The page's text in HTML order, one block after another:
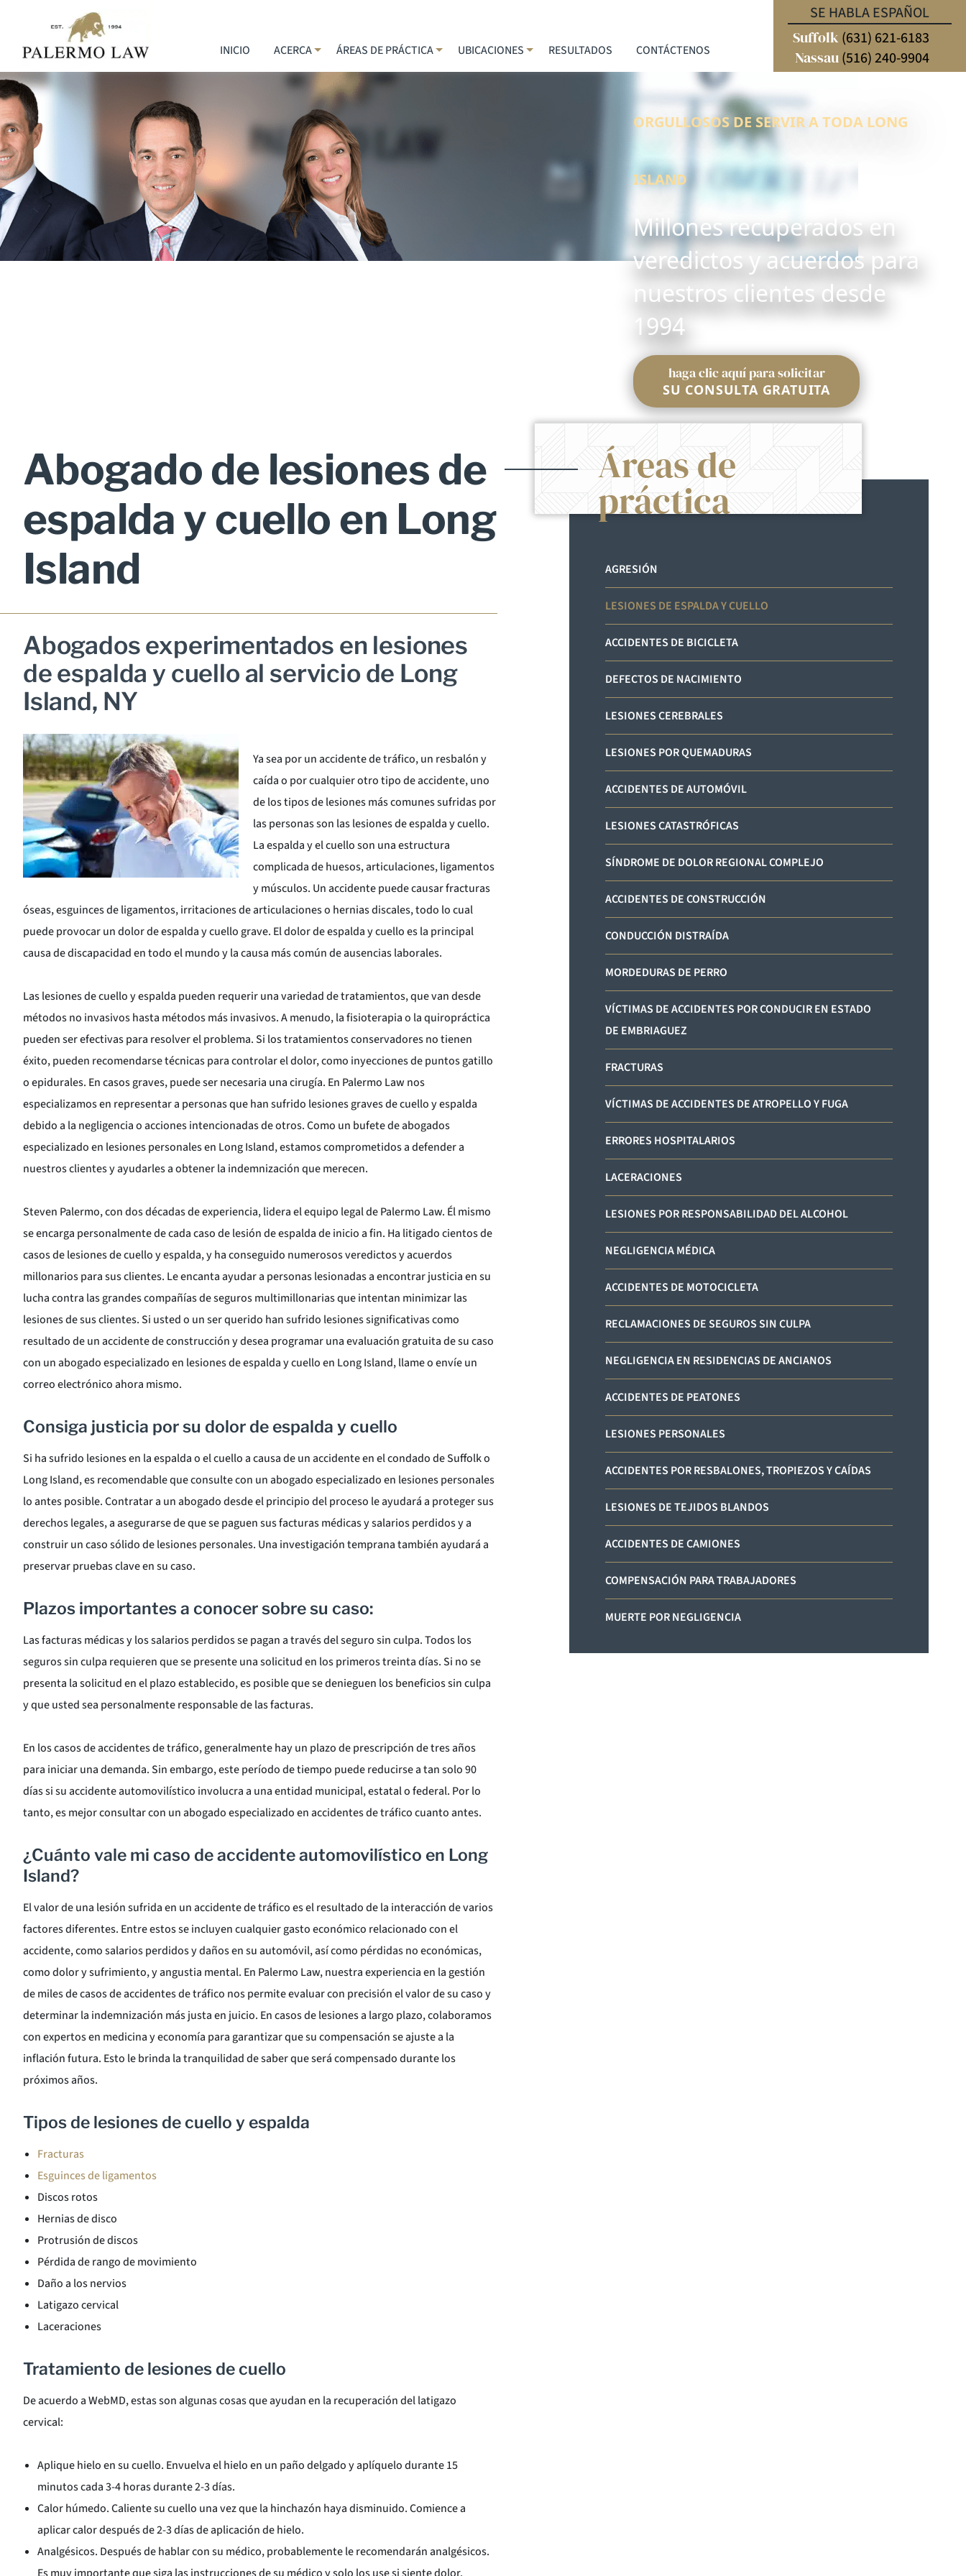
INICIO ACERCA ÁREAS DE PRÁCTICA UBICACIONES RESULTADOS CONTÁCTENOS
SE HABLA ESPAÑOL
Suffolk (631) 621-6183
Nassau(516) 240-9904
ORGULLOSOS DE SERVIR A TODA LONG
ISLAND
Millones recuperados en
veredictos y acuerdos para
nuestros clientes desde
1994
haga clic aquí para solicitar
SU CONSULTA GRATUITA
Abogado de lesiones de
espalda y cuello en Long
Island
Abogados experimentados en lesiones
de espalda y cuello al servicio de Long
Island, NY
Ya sea por un accidente de tráfico, un resbalón y
caída o por cualquier otro tipo de accidente, uno
de los tipos de lesiones más comunes sufridas por
las personas son las lesiones de espalda y cuello.
La espalda y el cuello son una estructura
complicada de huesos, articulaciones, ligamentos
y músculos. Un accidente puede causar fracturas
óseas, esguinces de ligamentos, irritaciones de articulaciones o hernias discales, todo lo cual
puede provocar un dolor de espalda y cuello grave. El dolor de espalda y cuello es la principal
causa de discapacidad en todo el mundo y la causa más común de ausencias laborales.
Las lesiones de cuello y espalda pueden requerir una variedad de tratamientos, que van desde
métodos no invasivos hasta métodos más invasivos. A menudo, la fisioterapia o la quiropráctica
pueden ser efectivas para resolver el problema. Si los tratamientos conservadores no tienen
éxito, pueden recomendarse técnicas para controlar el dolor, como inyecciones de puntos gatillo
o epidurales. En casos graves, puede ser necesaria una cirugía. En Palermo Law nos
especializamos en representar a personas que han sufrido lesiones graves de cuello y espalda
debido a la negligencia o acciones intencionadas de otros. Como un bufete de abogados
especializado en lesiones personales en Long Island, estamos comprometidos a defender a
nuestros clientes y ayudarles a obtener la indemnización que merecen.
Steven Palermo, con dos décadas de experiencia, lidera el equipo legal de Palermo Law. Él mismo
se encarga personalmente de cada caso de lesión de espalda de inicio a fin. Ha litigado cientos de
casos de lesiones de cuello y espalda, y ha conseguido numerosos veredictos y acuerdos
millonarios para sus clientes. Le encanta ayudar a personas lesionadas a encontrar justicia en su
lucha contra las grandes compañías de seguros multimillonarias que intentan minimizar las
lesiones de sus clientes. Si usted o un ser querido han sufrido lesiones significativas como
resultado de un accidente de construcción y desea programar una evaluación gratuita de su caso
con un abogado especializado en lesiones de espalda y cuello en Long Island, llame o envíe un
correo electrónico ahora mismo.
Consiga justicia por su dolor de espalda y cuello
Si ha sufrido lesiones en la espalda o el cuello a causa de un accidente en el condado de Suffolk o
Long Island, es recomendable que consulte con un abogado especializado en lesiones personales
lo antes posible. Contratar a un abogado desde el principio del proceso le ayudará a proteger sus
derechos legales, a asegurarse de que se paguen sus facturas médicas y salarios perdidos y a
construir un caso sólido de lesiones personales. Una investigación temprana también ayudará a
preservar pruebas clave en su caso.
Plazos importantes a conocer sobre su caso:
Las facturas médicas y los salarios perdidos se pagan a través del seguro sin culpa. Todos los
seguros sin culpa requieren que se presente una solicitud en los primeros treinta días. Si no se
presenta la solicitud en el plazo establecido, es posible que se denieguen los beneficios sin culpa
y que usted sea personalmente responsable de las facturas.
En los casos de accidentes de tráfico, generalmente hay un plazo de prescripción de tres años
para iniciar una demanda. Sin embargo, este período de tiempo puede reducirse a tan solo 90
días si su accidente automovilístico involucra a una entidad municipal, estatal o federal. Por lo
tanto, es mejor consultar con un abogado especializado en accidentes de tráfico cuanto antes.
¿Cuánto vale mi caso de accidente automovilístico en Long
Island?
El valor de una lesión sufrida en un accidente de tráfico es el resultado de la interacción de varios
factores diferentes. Entre estos se incluyen cualquier gasto económico relacionado con el
accidente, como salarios perdidos y daños en su automóvil, así como pérdidas no económicas,
como dolor y sufrimiento, y angustia mental. En Palermo Law, nuestra experiencia en la gestión
de miles de casos de accidentes de tráfico nos permite evaluar con precisión el valor de su caso y
determinar la indemnización más justa en juicio. En casos de lesiones a largo plazo, colaboramos
con expertos en medicina y economía para garantizar que su compensación se ajuste a la
inflación futura. Esto le brinda la tranquilidad de saber que será compensado durante los
próximos años.
Tipos de lesiones de cuello y espalda
Fracturas
Esguinces de ligamentos
Discos rotos
Hernias de disco
Protrusión de discos
Pérdida de rango de movimiento
Daño a los nervios
Latigazo cervical
Laceraciones
Tratamiento de lesiones de cuello
De acuerdo a WebMD, estas son algunas cosas que ayudan en la recuperación del latigazo
cervical:
Aplique hielo en su cuello. Envuelva el hielo en un paño delgado y aplíquelo durante 15
minutos cada 3-4 horas durante 2-3 días.
Calor húmedo. Caliente su cuello una vez que la hinchazón haya disminuido. Comience a
aplicar calor después de 2-3 días de aplicación de hielo.
Analgésicos. Después de hablar con su médico, probablemente le recomendarán analgésicos.
Áreas de
práctica
AGRESIÓN
LESIONES DE ESPALDA Y CUELLO
ACCIDENTES DE BICICLETA
DEFECTOS DE NACIMIENTO
LESIONES CEREBRALES
LESIONES POR QUEMADURAS
ACCIDENTES DE AUTOMÓVIL
LESIONES CATASTRÓFICAS
SÍNDROME DE DOLOR REGIONAL COMPLEJO
ACCIDENTES DE CONSTRUCCIÓN
CONDUCCIÓN DISTRAÍDA
MORDEDURAS DE PERRO
VÍCTIMAS DE ACCIDENTES POR CONDUCIR EN ESTADO
DE EMBRIAGUEZ
FRACTURAS
VÍCTIMAS DE ACCIDENTES DE ATROPELLO Y FUGA
ERRORES HOSPITALARIOS
LACERACIONES
LESIONES POR RESPONSABILIDAD DEL ALCOHOL
NEGLIGENCIA MÉDICA
ACCIDENTES DE MOTOCICLETA
RECLAMACIONES DE SEGUROS SIN CULPA
NEGLIGENCIA EN RESIDENCIAS DE ANCIANOS
ACCIDENTES DE PEATONES
LESIONES PERSONALES
ACCIDENTES POR RESBALONES, TROPIEZOS Y CAÍDAS
LESIONES DE TEJIDOS BLANDOS
ACCIDENTES DE CAMIONES
COMPENSACIÓN PARA TRABAJADORES
MUERTE POR NEGLIGENCIA